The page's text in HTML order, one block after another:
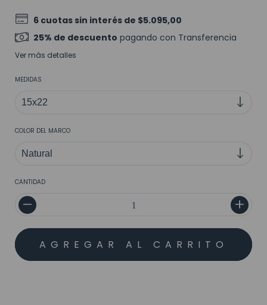
6 cuotas sin interés de $5.095,00
25% de descuento pagando con Transferencia
Ver más detalles
MEDIDAS
COLOR DEL MARCO
CANTIDAD